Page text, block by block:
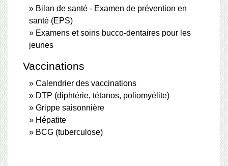
Bilan de santé - Examen de prévention en
santé (EPS)
Examens et soins bucco-dentaires pour les
jeunes
Vaccinations
Calendrier des vaccinations
DTP (diphtérie, tétanos, poliomyélite)
Grippe saisonnière
Hépatite
BCG (tuberculose)